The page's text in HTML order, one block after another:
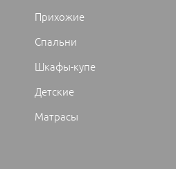
Прихожие
Спальни
Шкафы-купе
Детские
Матрасы